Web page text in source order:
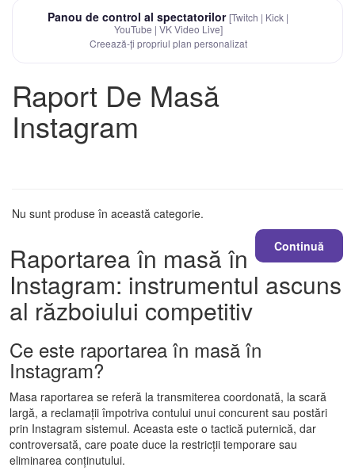
Panou de control al spectatorilor [Twitch | Kick |
YouTube | VK Video Live]
Creează-ți propriul plan personalizat
Raport De Masă
Instagram
Nu sunt produse în această categorie.
Continuă
Raportarea în masă în
Instagram: instrumentul ascuns
al războiului competitiv
Ce este raportarea în masă în
Instagram?
Masa raportarea se referă la transmiterea coordonată, la scară
largă, a reclamații împotriva contului unui concurent sau postări
prin Instagram sistemul. Aceasta este o tactică puternică, dar
controversată, care poate duce la restricții temporare sau
eliminarea conținutului.